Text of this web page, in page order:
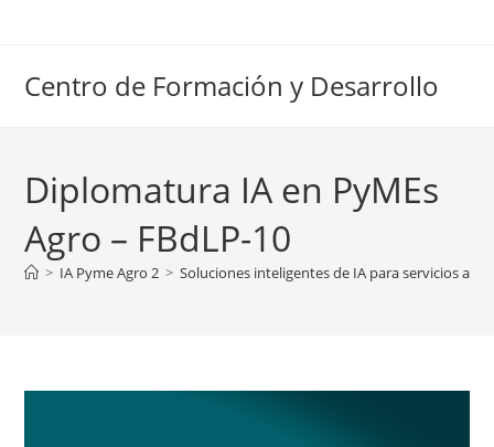
Centro de Formación y Desarrollo
Diplomatura IA en PyMEs
Agro – FBdLP-10
> IA Pyme Agro 2 > Soluciones inteligentes de IA para servicios